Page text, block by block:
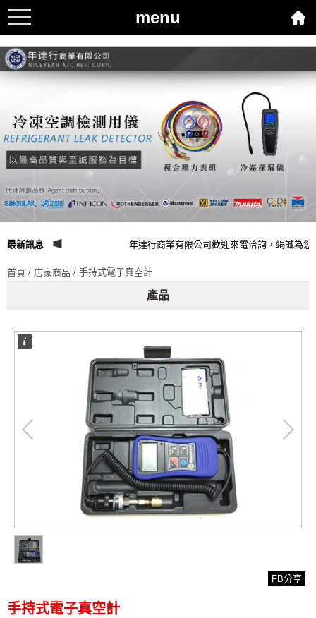
menu
toggle
navigation
最新訊息 年達行商業有限公司歡迎來電洽詢，竭誠為您
首頁 / 店家商品 / 手持式電子真空計
產品
FB分享
手持式電子真空計